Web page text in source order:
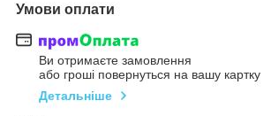
Умови оплати
Ви отримаєте замовлення
або гроші повернуться на вашу картку
Детальніше